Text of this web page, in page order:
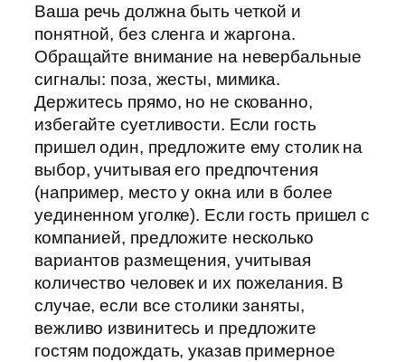
Ваша речь должна быть четкой и
понятной, без сленга и жаргона.
Обращайте внимание на невербальные
сигналы: поза, жесты, мимика.
Держитесь прямо, но не скованно,
избегайте суетливости. Если гость
пришел один, предложите ему столик на
выбор, учитывая его предпочтения
(например, место у окна или в более
уединенном уголке). Если гость пришел с
компанией, предложите несколько
вариантов размещения, учитывая
количество человек и их пожелания. В
случае, если все столики заняты,
вежливо извинитесь и предложите
гостям подождать, указав примерное